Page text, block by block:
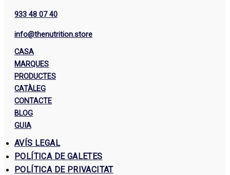
933 48 07 40
info@thenutrition.store
CASA
MARQUES
PRODUCTES
CATÀLEG
CONTACTE
BLOG
GUIA
AVÍS LEGAL
POLÍTICA DE GALETES
POLÍTICA DE PRIVACITAT